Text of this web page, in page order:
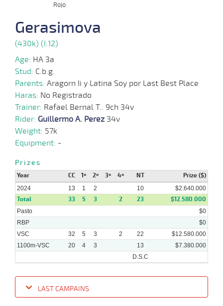
Rojo
Gerasimova
(430k) (I:12)
Age: HA 3a
Stud: C.b.g.
Parents: Aragorn Ii y Latina Soy por Last Best Place
Haras: No Registrado
Trainer: Rafael Bernal T.. 9ch 34v
Rider: Guillermo A. Perez 34v
Weight: 57k
Equipment: -
Prizes
Year CC 1º 2º 3º 4º NT Prize ($)
2024 13 1 2 10 $2.640.000
Total 33 5 3 2 23 $12.580.000
Pasto
$0
RBP
$0
VSC
32 5 3 2 22
$12.580.000
1100m-VSC
20 4 3 13
$7.380.000
D.S.C
LAST CAMPAINS